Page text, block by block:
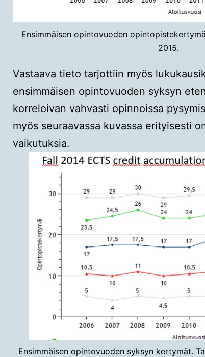
Ensimmäisen opintovuoden
2015.
Vastaava tieto tarjottiin myös
ensimmäisen opintovuoden syksyn
korreloivan vahvasti opinnoissa
myös seuraavassa kuvassa erityisesti
vaikutuksia.
Ensimmäisen opintovuoden syksyn kertymät.